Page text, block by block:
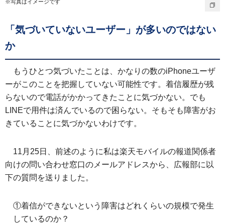
※写真はイメージです
「気づいていないユーザー」が多いのではない
か
もうひとつ気づいたことは、かなりの数のiPhoneユーザ
ーがこのことを把握していない可能性です。着信履歴が残
らないので電話がかかってきたことに気づかない。でも
LINEで用件は済んでいるので困らない。そもそも障害がお
きていることに気づかないわけです。
11月25日、前述のように私は楽天モバイルの報道関係者
向けの問い合わせ窓口のメールアドレスから、広報部に以
下の質問を送りました。
①着信ができないという障害はどれくらいの規模で発生
しているのか？